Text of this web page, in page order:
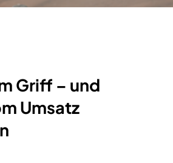
Griff – und
Umsatz